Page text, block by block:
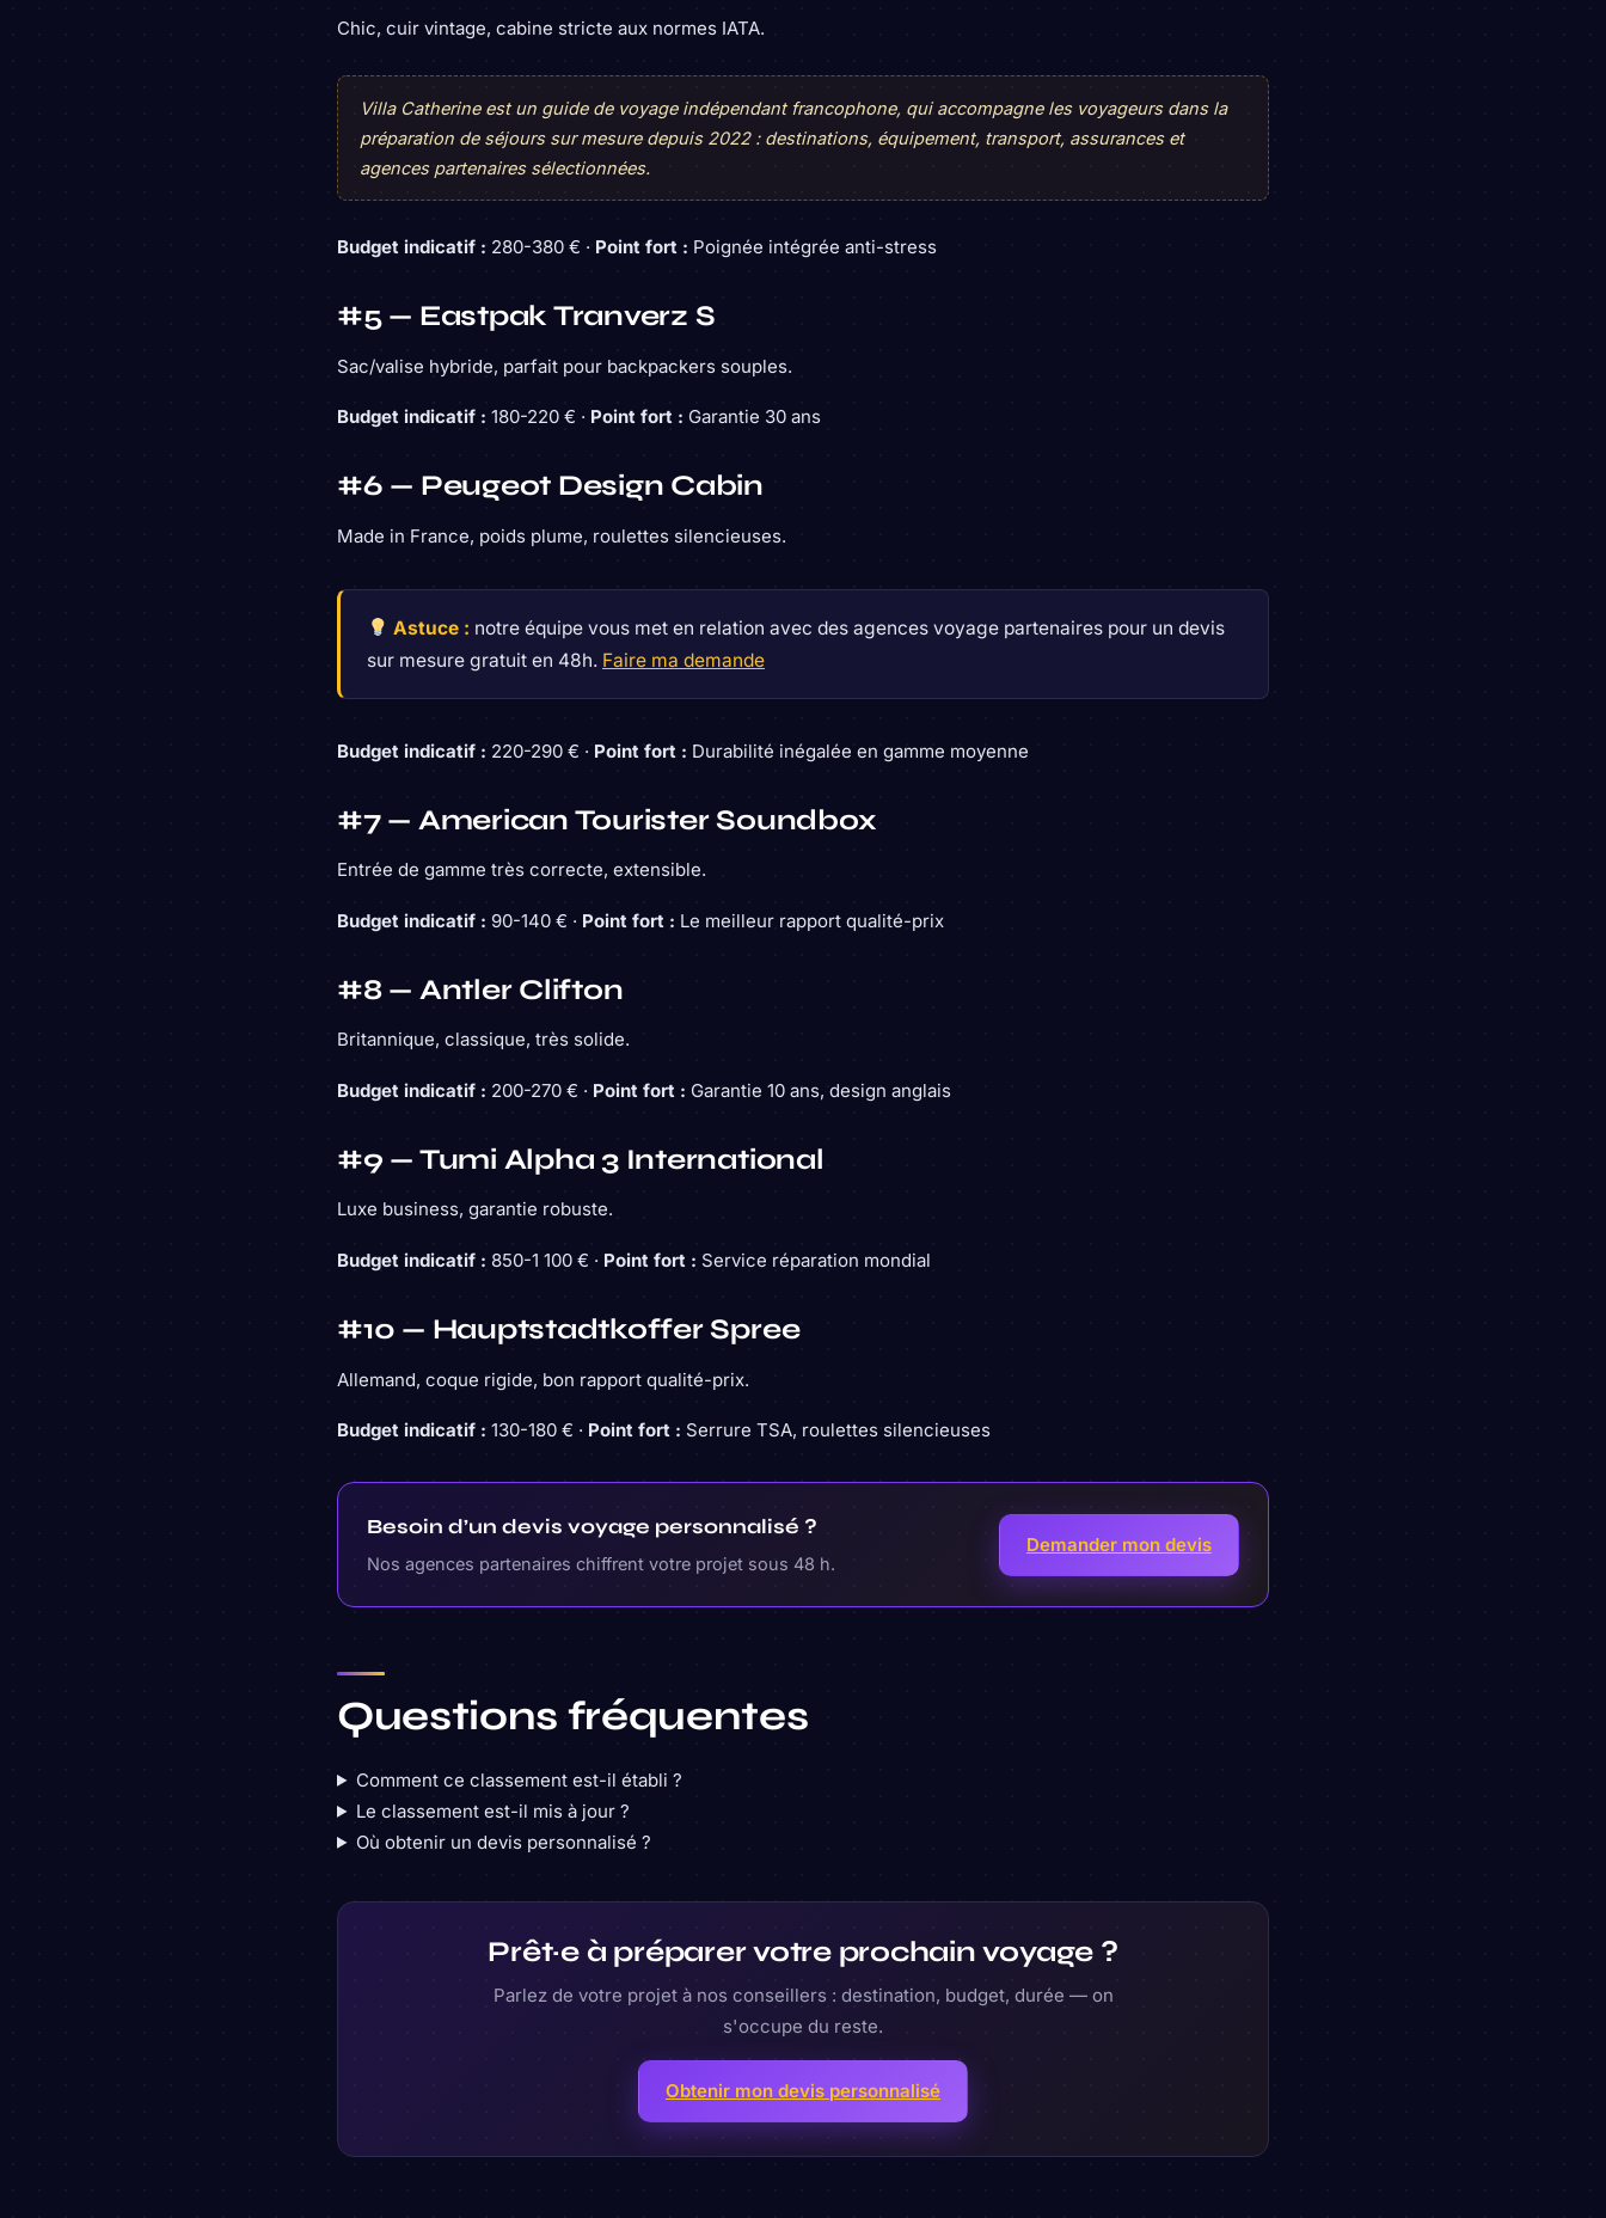
Chic, cuir vintage, cabine stricte aux normes IATA.
Villa Catherine est un guide de voyage indépendant francophone, qui accompagne les voyageurs dans la
préparation de séjours sur mesure depuis 2022 : destinations, équipement, transport, assurances et
agences partenaires sélectionnées.
Budget indicatif : 280-380 € · Point fort : Poignée intégrée anti-stress
#5 — Eastpak Tranverz S
Sac/valise hybride, parfait pour backpackers souples.
Budget indicatif : 180-220 € · Point fort : Garantie 30 ans
#6 — Peugeot Design Cabin
Made in France, poids plume, roulettes silencieuses.
Astuce : notre équipe vous met en relation avec des agences voyage partenaires pour un devis
sur mesure gratuit en 48h. Faire ma demande
Budget indicatif : 220-290 € · Point fort : Durabilité inégalée en gamme moyenne
#7 — American Tourister Soundbox
Entrée de gamme très correcte, extensible.
Budget indicatif : 90-140 € · Point fort : Le meilleur rapport qualité-prix
#8 — Antler Clifton
Britannique, classique, très solide.
Budget indicatif : 200-270 € · Point fort : Garantie 10 ans, design anglais
#9 — Tumi Alpha 3 International
Luxe business, garantie robuste.
Budget indicatif : 850-1 100 € · Point fort : Service réparation mondial
#10 — Hauptstadtkoffer Spree
Allemand, coque rigide, bon rapport qualité-prix.
Budget indicatif : 130-180 € · Point fort : Serrure TSA, roulettes silencieuses
Besoin d’un devis voyage personnalisé ?
Nos agences partenaires chiffrent votre projet sous 48 h.
Demander mon devis
Questions fréquentes
Comment ce classement est-il établi ?
Le classement est-il mis à jour ?
Où obtenir un devis personnalisé ?
Prêt·e à préparer votre prochain voyage ?
Parlez de votre projet à nos conseillers : destination, budget, durée — on
s'occupe du reste.
Obtenir mon devis personnalisé